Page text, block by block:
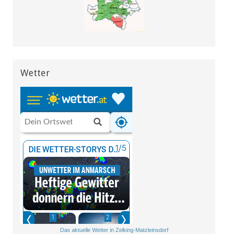
Wetter
Das aktuelle Wetter in Zelking-Matzleinsdorf